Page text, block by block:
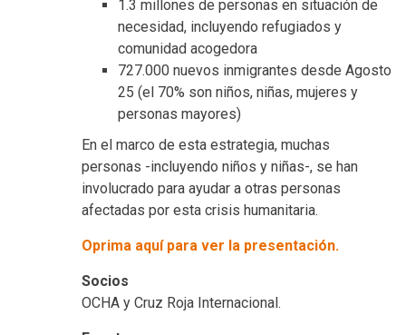
1.3 millones de personas en situación de
necesidad, incluyendo refugiados y
comunidad acogedora
727.000 nuevos inmigrantes desde Agosto
25 (el 70% son niños, niñas, mujeres y
personas mayores)
En el marco de esta estrategia, muchas
personas -incluyendo niños y niñas-, se han
involucrado para ayudar a otras personas
afectadas por esta crisis humanitaria.
Oprima aquí para ver la presentación.
Socios
OCHA y Cruz Roja Internacional.